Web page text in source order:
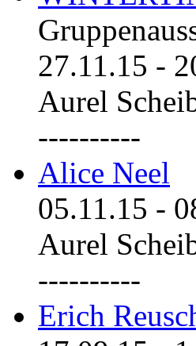
27.11.15 -
Aurel
----------
Alice Neel
05.11.15 -
Aurel
----------
Erich